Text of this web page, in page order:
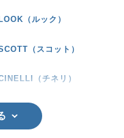
LOOK（ルック）
（スコット）
（チネリ）